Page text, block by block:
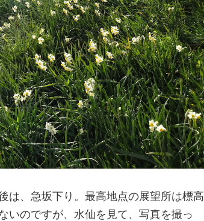
は、急坂下り。最高地点の展望所は標高
いのですが、水仙を見て、写真を撮っ